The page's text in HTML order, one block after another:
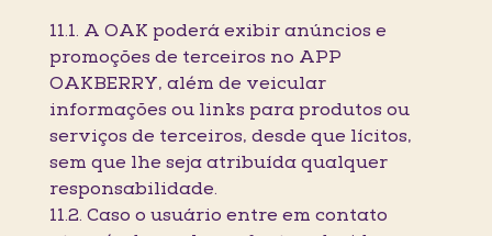
11.1. A OAK poderá exibir anúncios e
promoções de terceiros no APP
OAKBERRY, além de veicular
informações ou links para produtos ou
serviços de terceiros, desde que lícitos,
sem que lhe seja atribuída qualquer
responsabilidade.
11.2. Caso o usuário entre em contato